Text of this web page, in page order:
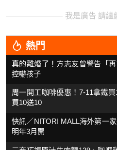
我是廣告 請繼
熱門
真的離婚了！方志友曾警告「
控嚇孩子
周一開工咖啡優惠！7-11拿鐵
買10送10
快訊／NITORI MALL海外第一
明年3月開